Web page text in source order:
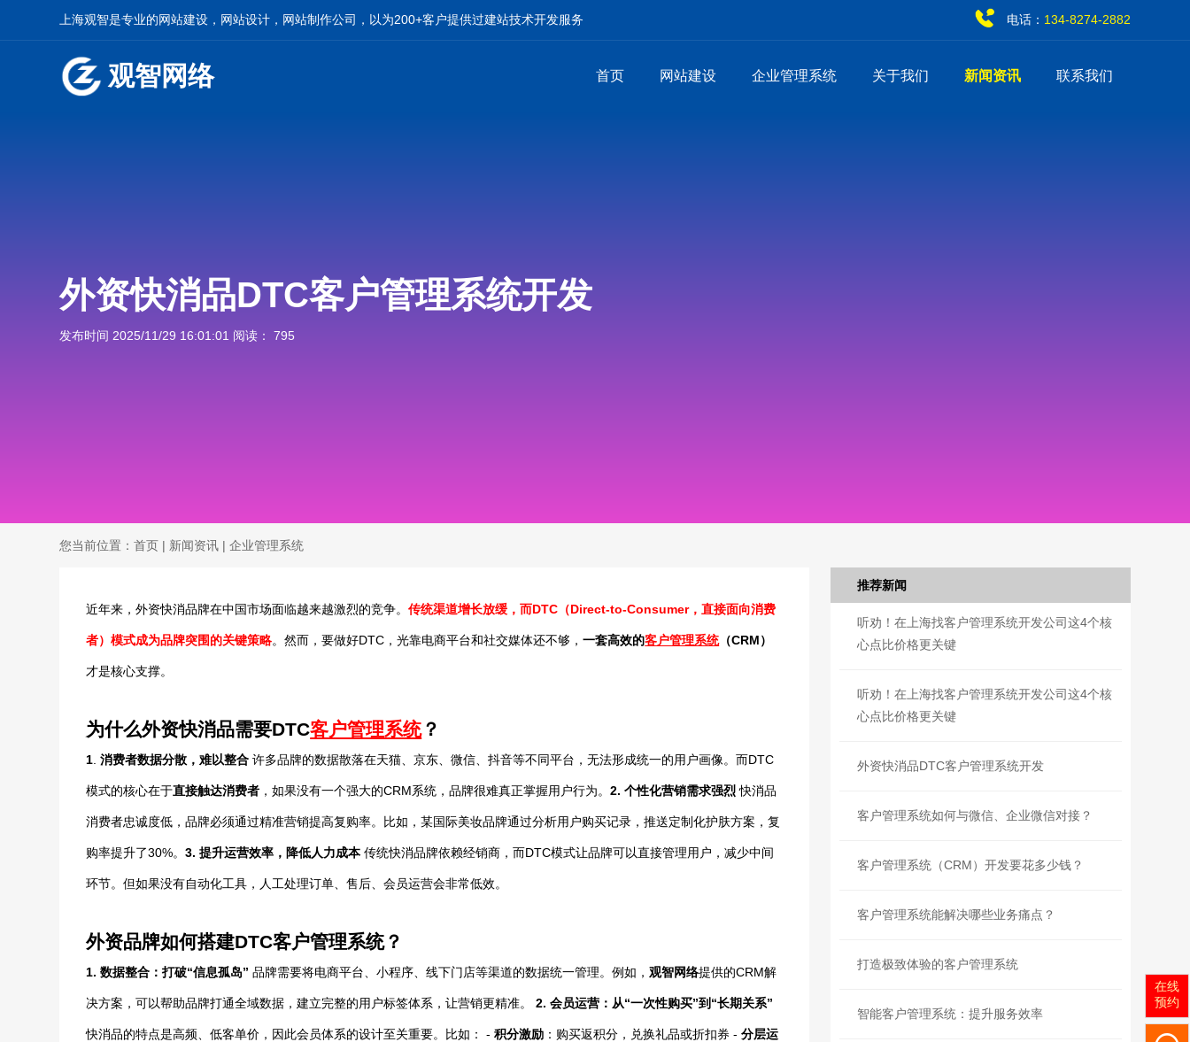
上海观智是专业的网站建设，网站设计，网站制作公司，以为200+客户提供过建站技术开发服务 134-8274-2882
电话：
观智网络 首页 网站建设 企业管理系统 关于我们 新闻资讯 联系我们
外资快消品DTC客户管理系统开发
发布时间 2025/11/29 16:01:01 阅读： 795
您当前位置：首页 | 新闻资讯 | 企业管理系统
近年来，外资快消品牌在中国市场面临越来越激烈的竞争。传统渠道增长放缓，而DTC（Direct-to-Consumer，直接面向消费
者）模式成为品牌突围的关键策略。然而，要做好DTC，光靠电商平台和社交媒体还不够，一套高效的客户管理系统（CRM）
才是核心支撑。
为什么外资快消品需要DTC客户管理系统？
1 .消费者数据分散，难以整合 许多品牌的数据散落在天猫、京东、微信、抖音等不同平台，无法形成统一的用户画像。而DTC
模式的核心在于直接触达消费者 ，如果没有一个强大的CRM系统，品牌很难真正掌握用户行为。2.个性化营销需求强烈快消品
消费者忠诚度低，品牌必须通过精准营销提高复购率。比如，某国际美妆品牌通过分析用户购买记录，推送定制化护肤方案，复
购率提升了30%。3.提升运营效率，降低人力成本传统快消品牌依赖经销商，而DTC模式让品牌可以直接管理用户，减少中间
环节。但如果没有自动化工具，人工处理订单、售后、会员运营会非常低效。
外资品牌如何搭建DTC客户管理系统？
1. 数据整合：打破“信息孤岛” 品牌需要将电商平台、小程序、线下门店等渠道的数据统一管理。例如，观智网络提供的CRM解
决方案，可以帮助品牌打通全域数据，建立完整的用户标签体系，让营销更精准。2. 会员运营：从“一次性购买”到“长期关系”
快消品的特点是高频、低客单价，因此会员体系的设计至关重要。比如： -积分激励 ：购买返积分，兑换礼品或折扣券 -分层运
推荐新闻
听劝！在上海找客户管理系统开发公司这4个核
心点比价格更关键
听劝！在上海找客户管理系统开发公司这4个核
心点比价格更关键
外资快消品DTC客户管理系统开发
客户管理系统如何与微信、企业微信对接？
客户管理系统（CRM）开发要花多少钱？
客户管理系统能解决哪些业务痛点？
打造极致体验的客户管理系统
智能客户管理系统：提升服务效率
在线
预约